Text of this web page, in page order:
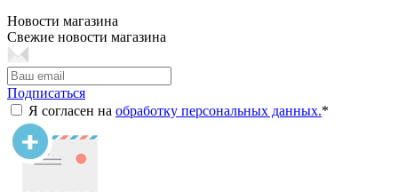
Новости магазина
Свежие новости магазина
Подписаться
Я согласен на обработку персональных данных.*